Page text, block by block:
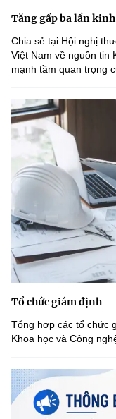
Tăng gấp ba lần
Chia sẻ tại Hội nghị
Việt Nam về nguồn tin
mạnh tầm quan trọng
Tổ chức giám định
Tổng hợp các tổ chức
Khoa học và Công